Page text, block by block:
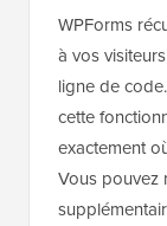
WPForms
à vos
ligne de
cette
exactement
Vous pouvez